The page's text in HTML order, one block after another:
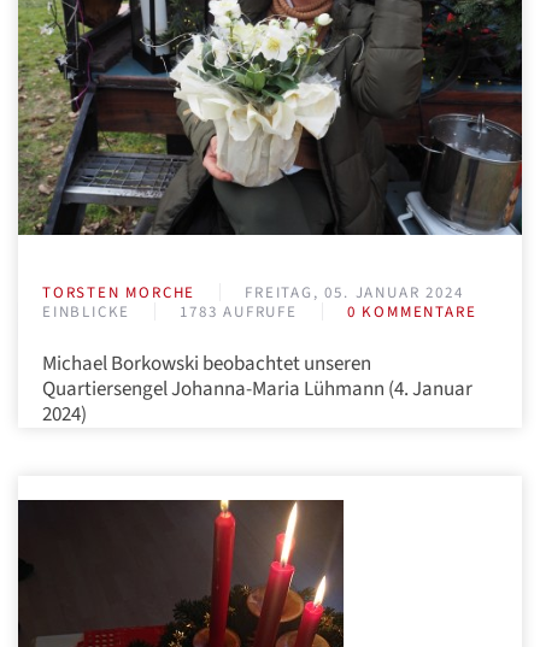
TORSTEN MORCHE
FREITAG, 05. JANUAR 2024
EINBLICKE
1783 AUFRUFE 0 KOMMENTARE
Michael Borkowski beobachtet unseren
Quartiersengel Johanna-Maria Lühmann (4. Januar
2024)